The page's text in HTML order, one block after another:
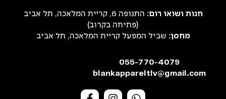
חנות ושואו רום:
התנופה 6, קריית המלאכה, תל אביב
(פתיחה בקרוב)
מחסן: שביל המפעל קריית המלאכה, תל אביב
055-770-4079
blankappareltlv@gmail.com